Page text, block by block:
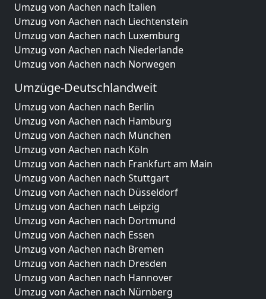
Umzug von Aachen nach Italien
Umzug von Aachen nach Liechtenstein
Umzug von Aachen nach Luxemburg
Umzug von Aachen nach Niederlande
Umzug von Aachen nach Norwegen
Umzüge-Deutschlandweit
Umzug von Aachen nach Berlin
Umzug von Aachen nach Hamburg
Umzug von Aachen nach München
Umzug von Aachen nach Köln
Umzug von Aachen nach Frankfurt am Main
Umzug von Aachen nach Stuttgart
Umzug von Aachen nach Düsseldorf
Umzug von Aachen nach Leipzig
Umzug von Aachen nach Dortmund
Umzug von Aachen nach Essen
Umzug von Aachen nach Bremen
Umzug von Aachen nach Dresden
Umzug von Aachen nach Hannover
Umzug von Aachen nach Nürnberg